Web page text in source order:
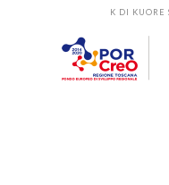
K DI KUORE